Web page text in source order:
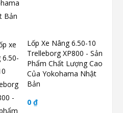
Lốp Xe Nâng 6.50-10
Trelleborg XP800 - Sản
Phẩm Chất Lượng Cao
Của Yokohama Nhật
Bản
0 ₫